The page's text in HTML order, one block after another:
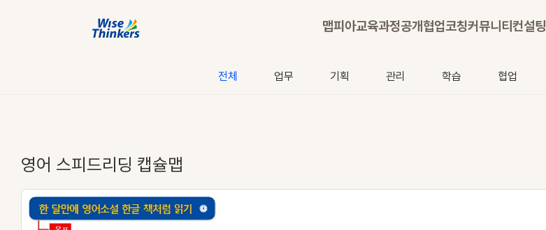
맵피아교육과정공개협업코칭커뮤니티컨설팅
전체 업무 기획 관리 학습 협업
영어 스피드리딩 캡슐맵